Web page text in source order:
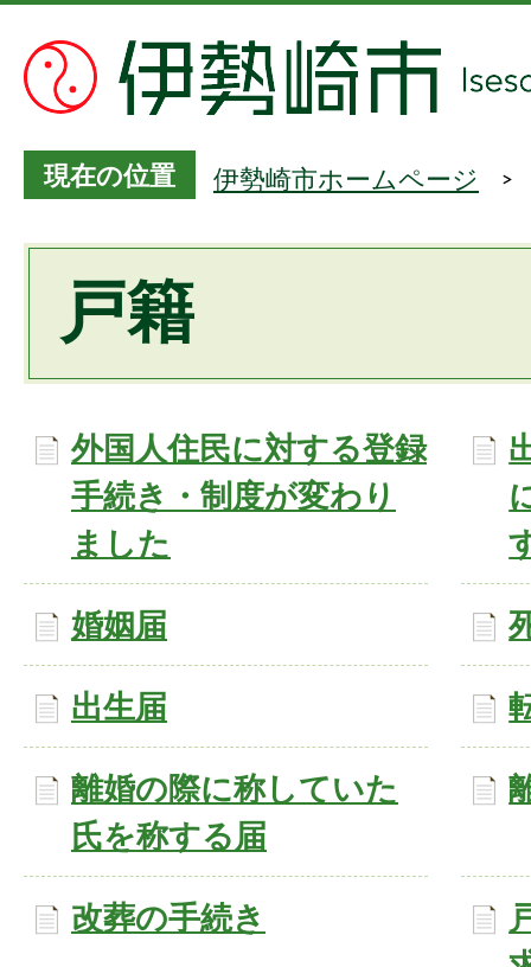
現在の位置 伊勢崎市ホームページ
戸籍
外国人住民に対する登録
手続き・制度が変わり
ました
婚姻届
出生届
離婚の際に称していた
氏を称する届
改葬の手続き